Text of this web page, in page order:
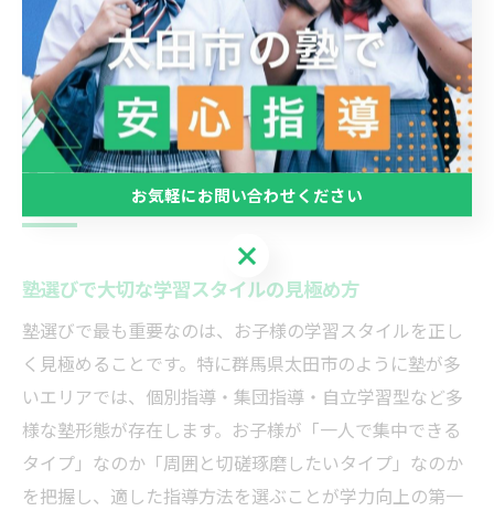
が、太田市の塾選びで「安心して任せられる」と感じる
大きな理由となっています。
子どもに合う塾を太田市で探す方法と
塾選びで大切な学習スタイルの見極め方
塾選びで最も重要なのは、お子様の学習スタイルを正し
く見極めることです。特に群馬県太田市のように塾が多
いエリアでは、個別指導・集団指導・自立学習型など多
様な塾形態が存在します。お子様が「一人で集中できる
タイプ」なのか「周囲と切磋琢磨したいタイプ」なのか
を把握し、適した指導方法を選ぶことが学力向上の第一
お気軽にお問い合わせください
お気軽にお問い合わせください